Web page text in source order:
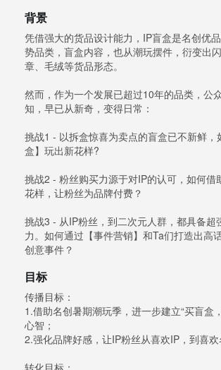
背景
凭借强大的货品设计能力，IP盲盒是名创优
势品类，盲盒内容，也从潮玩摆件，衍变出
章、毛绒等货品形态。
然而，作为一个发展已超过10年的品类，公
知，早已从新奇，变得日常：
挑战1 - 以拆盒惊喜为卖点的盲盒已不新鲜，
盒】玩出新花样?
挑战2 - 粉丝购买力源于对IP的认可，如何借
花样，让粉丝为品牌付费？
挑战3 - 从IP粉丝，到二次元人群，都具备超
力。如何通过【事件营销】和Ta们打造出高
创意事件？
目标
传播目标：
1.借助名创暑期潮玩季，进一步建立“买盲盒
心智；
2.强化品牌好感，让IP粉丝从喜欢IP，到喜欢